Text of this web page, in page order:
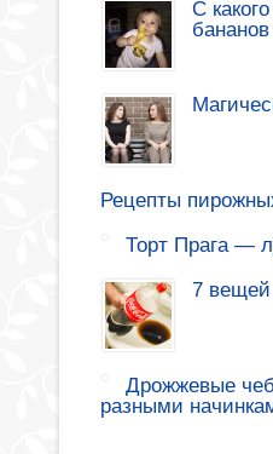
С
Рецепты
Торт Прага —
7 вещей
Дрожжевые
разными